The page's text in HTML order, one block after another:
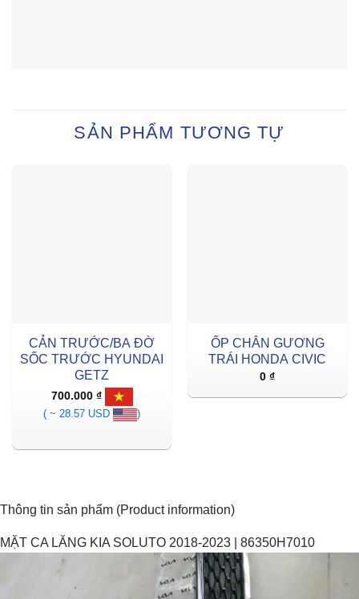
SẢN PHẨM TƯƠNG TỰ
CẢN TRƯỚC/BA ĐỜ
SỐC TRƯỚC HYUNDAI
GETZ
700.000 ₫
( ~ 28.57 USD
)
ỐP CHÂN GƯƠNG
TRÁI HONDA CIVIC
0 ₫
Thông tin sản phẩm (Product information)
MẶT CA LĂNG KIA SOLUTO 2018-2023 | 86350H7010